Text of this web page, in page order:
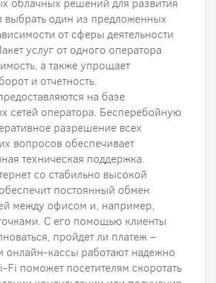
облачных решений для развития
выбрать один из предложенных
от сферы деятельности
услуг от одного оператора
а также упрощает
и отчетность.
на базе
сетей оператора. Бесперебойную
разрешение всех
вопросов обеспечивает
техническая поддержка.
со стабильно высокой
постоянный обмен
между офисом и, например,
С его помощью клиенты
пройдет ли платеж –
онлайн-кассы работают надежно
Fi поможет посетителям скоротать